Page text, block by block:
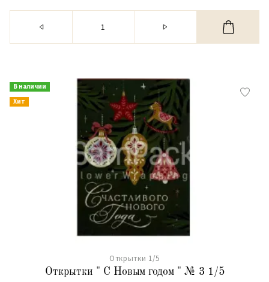
В наличии
Хит
Открытки 1/5
Открытки " С Новым годом " № 3 1/5